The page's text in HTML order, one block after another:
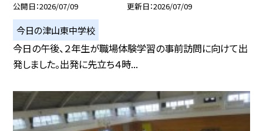
公開日 2026/07/09 更新日 2026/07/09
今日の津山東中学校
今日の午後、２年生が職場体験学習の事前訪問に向けて出
発しました。出発に先立ち４時...